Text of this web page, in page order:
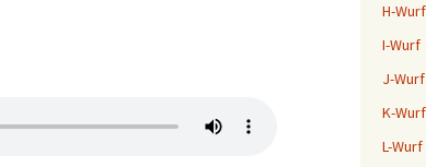
H-Wurf
I-Wurf
J-Wurf
K-Wurf
L-Wurf